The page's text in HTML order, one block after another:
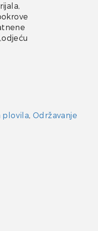
plovila, Održavanje